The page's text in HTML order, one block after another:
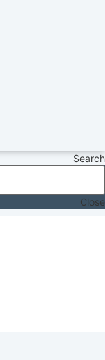
Search
Close